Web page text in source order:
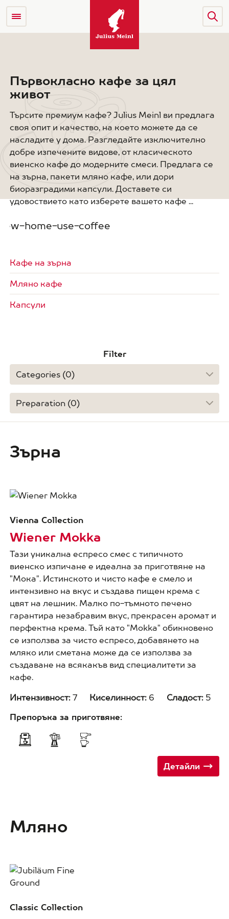
Първокласно кафе за цял
живот
Търсите премиум кафе? Julius Meinl ви предлага
своя опит и качество, на което можете да се
насладите у дома. Разгледайте изключително
добре изпечените видове, от класическото
виенско кафе до модерните смеси. Предлага се
на зърна, пакети мляно кафе, или дори
биоразградими капсули. Доставете си
удовоствието като изберете вашето кафе ...
Кафе на зърна
Мляно кафе
Капсули
Filter
Categories (0)
Preparation (0)
Зърна
Vienna Collection
Wiener Mokka
Тази уникална еспресо смес с типичното
виенско изпичане е идеална за приготвяне на
"Мока". Истинското и чисто кафе е смело и
интензивно на вкус и създава пищен крема с
цвят на лешник. Малко по-тъмното печено
гарантира незабравим вкус, прекрасен аромат и
перфектна крема. Тъй като "Mokka" обикновено
се използва за чисто еспресо, добавянето на
мляко или сметана може да се използва за
създаване на всякакъв вид специалитети за
кафе.
Интензивност:7 Киселинност:6 Сладост:5
Препоръка за приготвяне:
Детайли
Мляно
Classic Collection